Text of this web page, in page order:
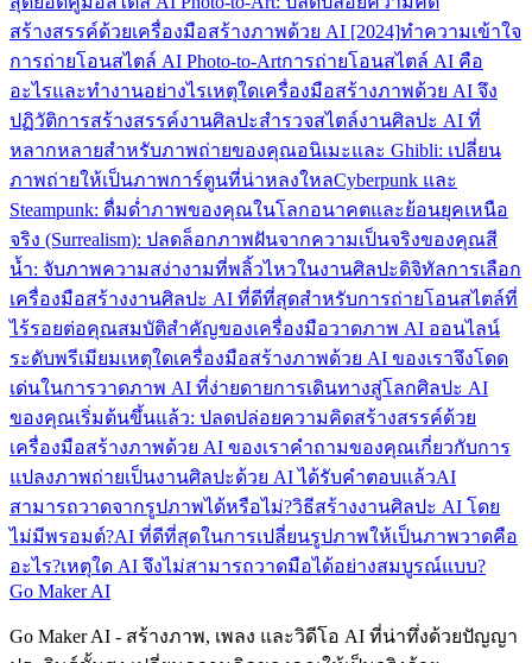
สร้างสรรค์ด้วยเครื่องมือสร้างภาพด้วย AI [2024]ทำความเข้าใจ
การถ่ายโอนสไตล์ AI Photo-to-Artการถ่ายโอนสไตล์ AI คือ
อะไรและทำงานอย่างไรเหตุใดเครื่องมือสร้างภาพด้วย AI จึง
ปฏิวัติการสร้างสรรค์งานศิลปะสำรวจสไตล์งานศิลปะ AI ที่
หลากหลายสำหรับภาพถ่ายของคุณอนิเมะและ Ghibli: เปลี่ยน
ภาพถ่ายให้เป็นภาพการ์ตูนที่น่าหลงใหลCyberpunk และ
Steampunk: ดื่มด่ำภาพของคุณในโลกอนาคตและย้อนยุคเหนือ
จริง (Surrealism): ปลดล็อกภาพฝันจากความเป็นจริงของคุณสี
น้ำ: จับภาพความสง่างามที่พลิ้วไหวในงานศิลปะดิจิทัลการเลือก
เครื่องมือสร้างงานศิลปะ AI ที่ดีที่สุดสำหรับการถ่ายโอนสไตล์ที่
ไร้รอยต่อคุณสมบัติสำคัญของเครื่องมือวาดภาพ AI ออนไลน์
ระดับพรีเมียมเหตุใดเครื่องมือสร้างภาพด้วย AI ของเราจึงโดด
เด่นในการวาดภาพ AI ที่ง่ายดายการเดินทางสู่โลกศิลปะ AI
ของคุณเริ่มต้นขึ้นแล้ว: ปลดปล่อยความคิดสร้างสรรค์ด้วย
เครื่องมือสร้างภาพด้วย AI ของเราคำถามของคุณเกี่ยวกับการ
แปลงภาพถ่ายเป็นงานศิลปะด้วย AI ได้รับคำตอบแล้วAI
สามารถวาดจากรูปภาพได้หรือไม่?วิธีสร้างงานศิลปะ AI โดย
ไม่มีพรอมต์?AI ที่ดีที่สุดในการเปลี่ยนรูปภาพให้เป็นภาพวาดคือ
อะไร?เหตุใด AI จึงไม่สามารถวาดมือได้อย่างสมบูรณ์แบบ?
Go Maker AI
Go Maker AI - สร้างภาพ, เพลง และวิดีโอ AI ที่น่าทึ่งด้วยปัญญา